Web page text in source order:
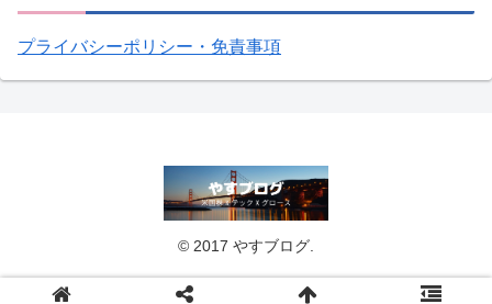
プライバシーポリシー・免責事項
© 2017 やすブログ.